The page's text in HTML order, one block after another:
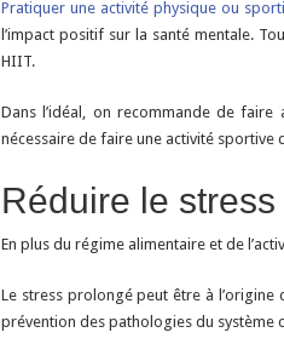
Pratiquer une activité physique ou
l’impact positif sur la santé mentale.
HIIT.
Dans l’idéal, on recommande de
nécessaire de faire une activité
Réduire le stress
En plus du régime alimentaire et de
Le stress prolongé peut être à l’origine
prévention des pathologies du système